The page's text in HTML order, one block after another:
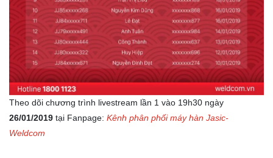
Theo dõi chương trình livestream lần 1 vào 19h30 ngày
26/01/2019 tại Fanpage: Kênh phân phối máy hàn Jasic-
Weldcom